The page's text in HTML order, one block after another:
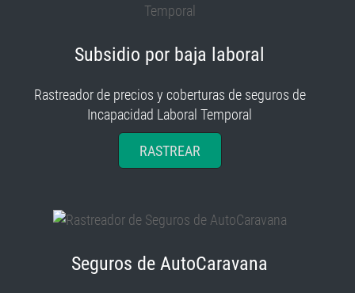
Subsidio por baja laboral
Rastreador de precios y coberturas de seguros de
Incapacidad Laboral Temporal
RASTREAR
Seguros de AutoCaravana